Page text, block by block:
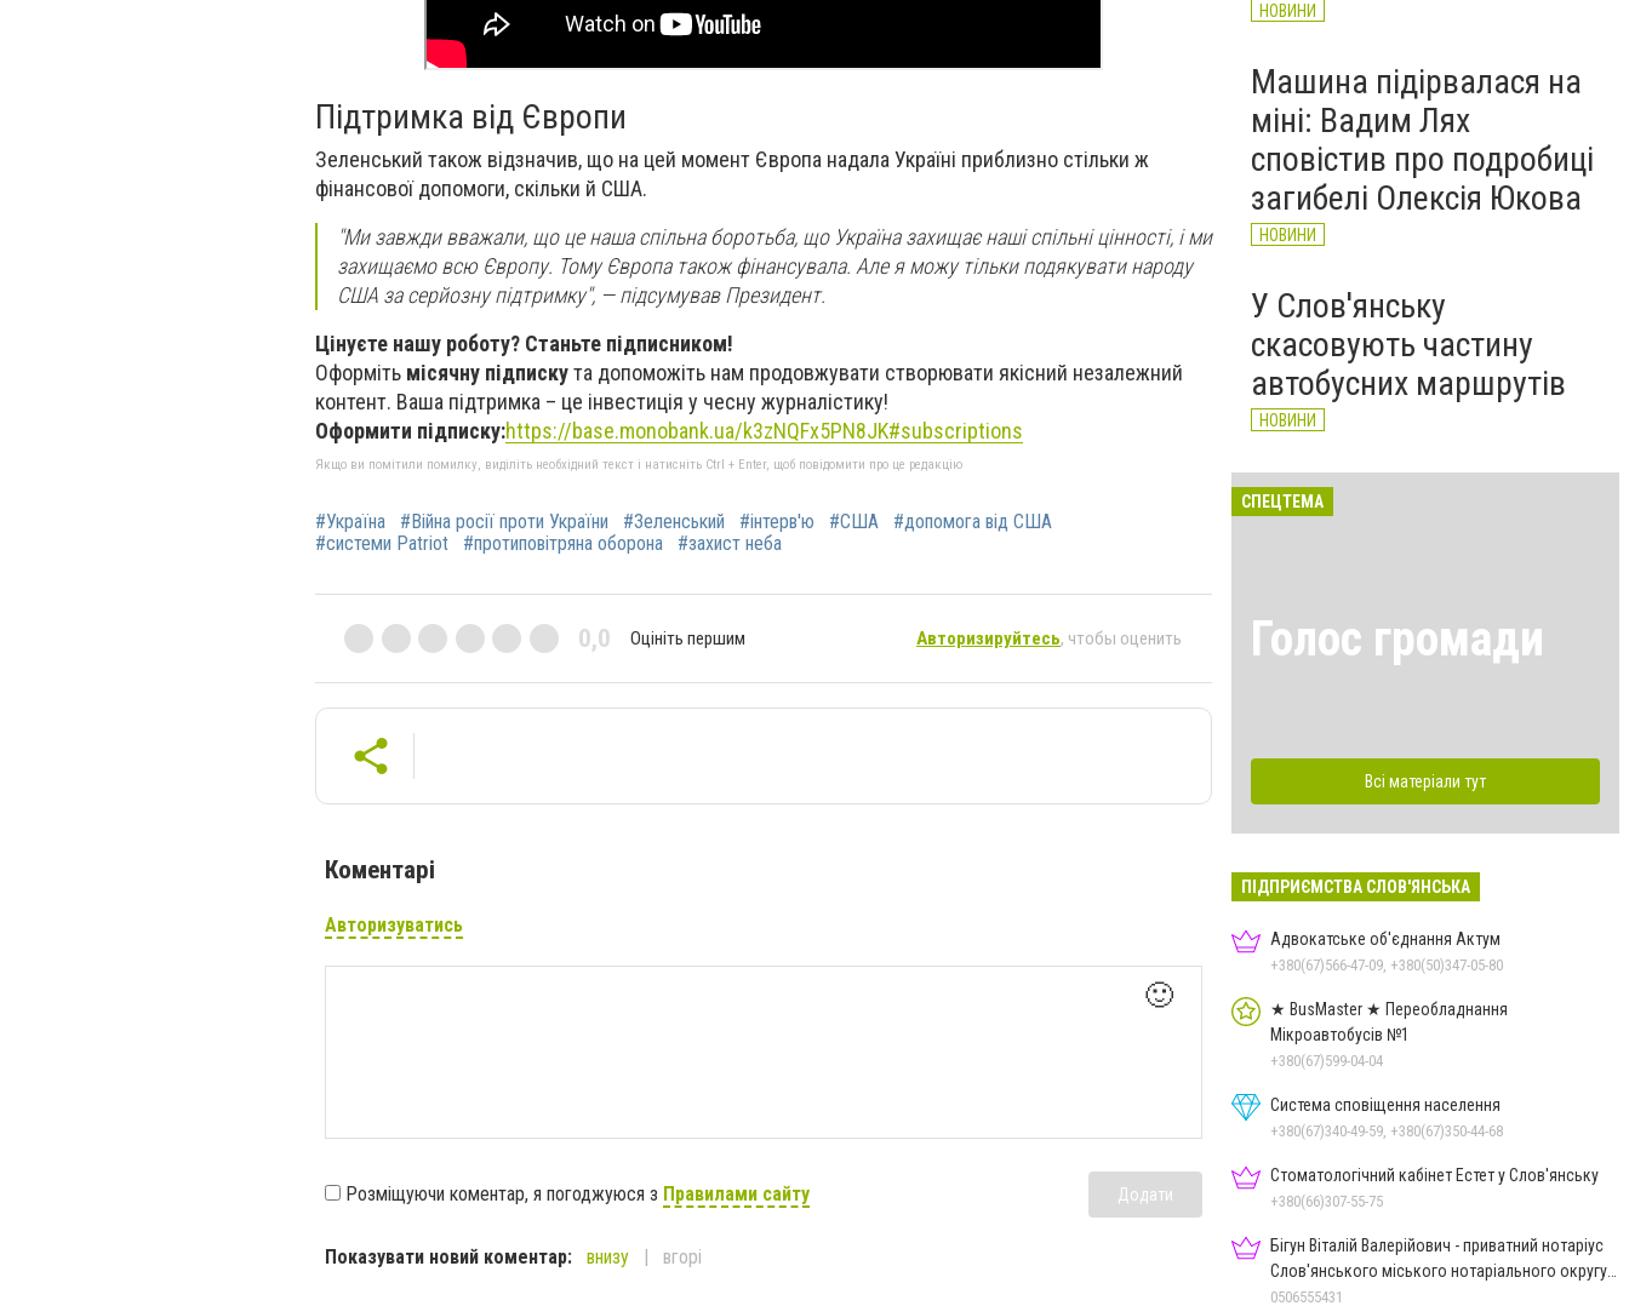
Підтримка від Європи
Зеленський також відзначив, що на цей момент Європа надала Україні приблизно стільки ж
фінансової допомоги, скільки й США.
"Ми завжди вважали, що це наша спільна боротьба, що Україна захищає наші спільні цінності, і ми
захищаємо всю Європу. Тому Європа також фінансувала. Але я можу тільки подякувати народу
США за серйозну підтримку", — підсумував Президент.
Цінуєте нашу роботу? Станьте підписником!
Оформіть місячну підпискута допоможіть нам продовжувати створювати якісний незалежний
контент. Ваша підтримка – це інвестиція у чесну журналістику!
Оформити підписку:https://base.monobank.ua/k3zNQFx5PN8JK#subscriptions
Якщо ви помітили помилку, виділіть необхідний текст і натисніть Ctrl + Enter, щоб повідомити про це редакцію
#Україна #Війна росії проти України #Зеленський #інтерв'ю #США
#допомога від США
#системи Patriot
#протиповітряна оборона #захист неба
0,0 Оцініть першим Авторизируйтесь, чтобы оценить
Коментарі
Авторизуватись
🙂
Розміщуючи коментар, я погоджуюся з Правилами сайту Додати
Показувати новий коментар: внизу вгорі
НОВИНИ
Машина підірвалася на
міні: Вадим Лях
сповістив про подробиці
загибелі Олексія Юкова
НОВИНИ
У Слов'янську
скасовують частину
автобусних маршрутів
НОВИНИ
СПЕЦТЕМА
Голос громади
Всі матеріали тут
ПІДПРИЄМСТВА СЛОВ'ЯНСЬКА
Адвокатське об'єднання Актум
+380(67)566-47-09, +380(50)347-05-80
★ BusMaster ★ Переобладнання
Мікроавтобусів №1
+380(67)599-04-04
Система сповіщення населення
+380(67)340-49-59, +380(67)350-44-68
Стоматологічний кабінет Естет у Слов'янську
+380(66)307-55-75
Бігун Віталій Валерійович - приватний нотаріус
Слов'янського міського нотаріального округу
Дон.обл.
0506555431